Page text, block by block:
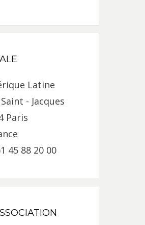
Latine
- Jacques
Paris
45 88 20 00